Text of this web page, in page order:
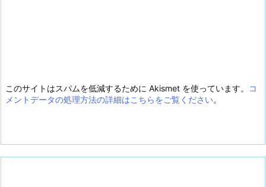
このサイトはスパムを低減するために Akismet を使っています。
コ
メントデータの処理方法の詳細はこちらをご覧ください。